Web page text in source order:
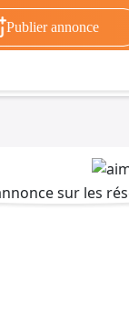
Publier annonce